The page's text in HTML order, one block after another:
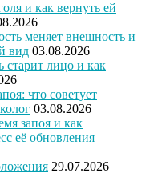
и как вернуть ей
меняет внешность и
вид 03.08.2026
старит лицо и как
что советует
03.08.2026
запоя и как
её обновления
29.07.2026